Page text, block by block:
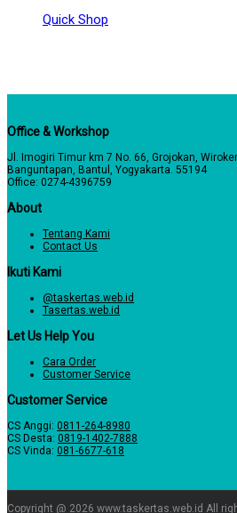
Quick Shop
Office & Workshop
Jl. Imogiri Timur km 7 No. 66, Grojokan,
Banguntapan, Bantul, Yogyakarta. 55194
Office: 0274-4396759
About
Tentang Kami
Contact Us
Ikuti Kami
@taskertas.web.id
Tasertas.web.id
Let Us Help You
Cara Order
Customer Service
Customer Service
CS Anggi: 0811-264-8980
CS Desta: 0819-1402-7888
CS Vinda: 081-6677-618
Copyright @ 2026 www.taskertas.web.id All